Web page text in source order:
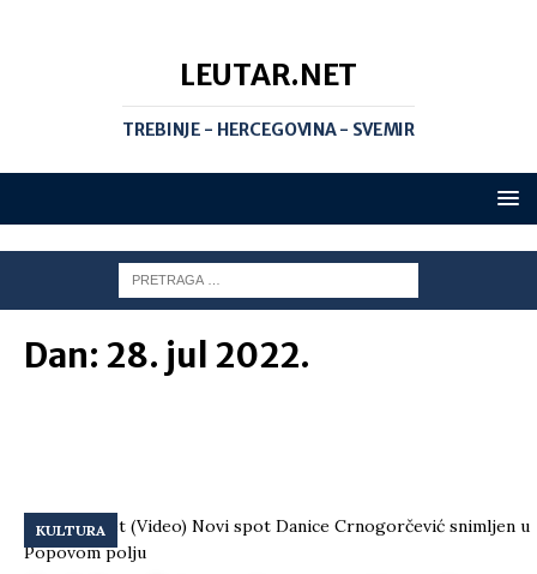
LEUTAR.NET
TREBINJE - HERCEGOVINA - SVEMIR
Dan: 28. jul 2022.
KULTURA